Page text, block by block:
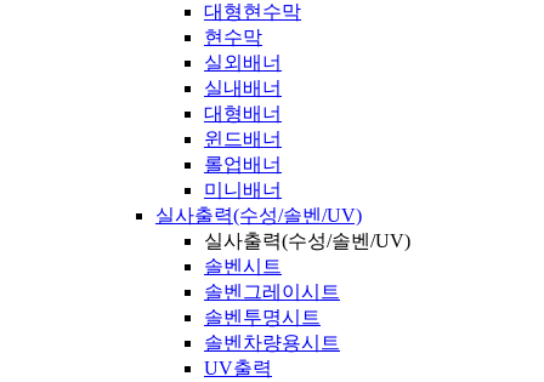
대형현수막
현수막
실외배너
실내배너
대형배너
윈드배너
롤업배너
미니배너
실사출력(수성/솔벤/UV)
실사출력(수성/솔벤/UV)
솔벤시트
솔벤그레이시트
솔벤투명시트
솔벤차량용시트
UV출력